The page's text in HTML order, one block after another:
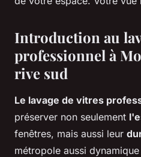
Introduction au
professionnel à
rive sud
Le lavage de vitres
préserver non seulement
fenêtres, mais aussi leur
métropole aussi